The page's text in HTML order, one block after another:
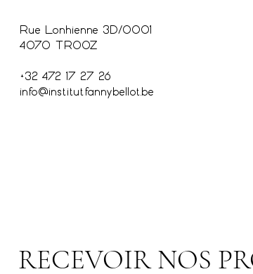
Rue Lonhienne 3D/0001
4070 TROOZ
+32 472 17 27 26
info@institutfannybellot.be
RECEVOIR NOS